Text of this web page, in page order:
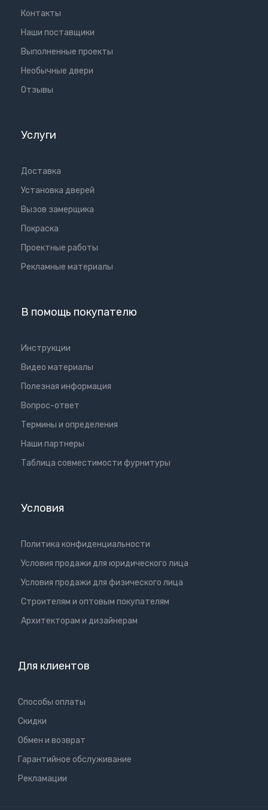
Контакты
Наши поставщики
Выполненные проекты
Необычные двери
Отзывы
Услуги
Доставка
Установка дверей
Вызов замерщика
Покраска
Проектные работы
Рекламные материалы
В помощь покупателю
Инструкции
Видео материалы
Полезная информация
Вопрос-ответ
Термины и определения
Наши партнеры
Таблица совместимости фурнитуры
Условия
Политика конфиденциальности
Условия продажи для юридического лица
Условия продажи для физического лица
Cтроителям и оптовым покупателям
Aрхитекторам и дизайнерам
Для клиентов
Способы оплаты
Скидки
Обмен и возврат
Гарантийное обслуживание
Рекламации